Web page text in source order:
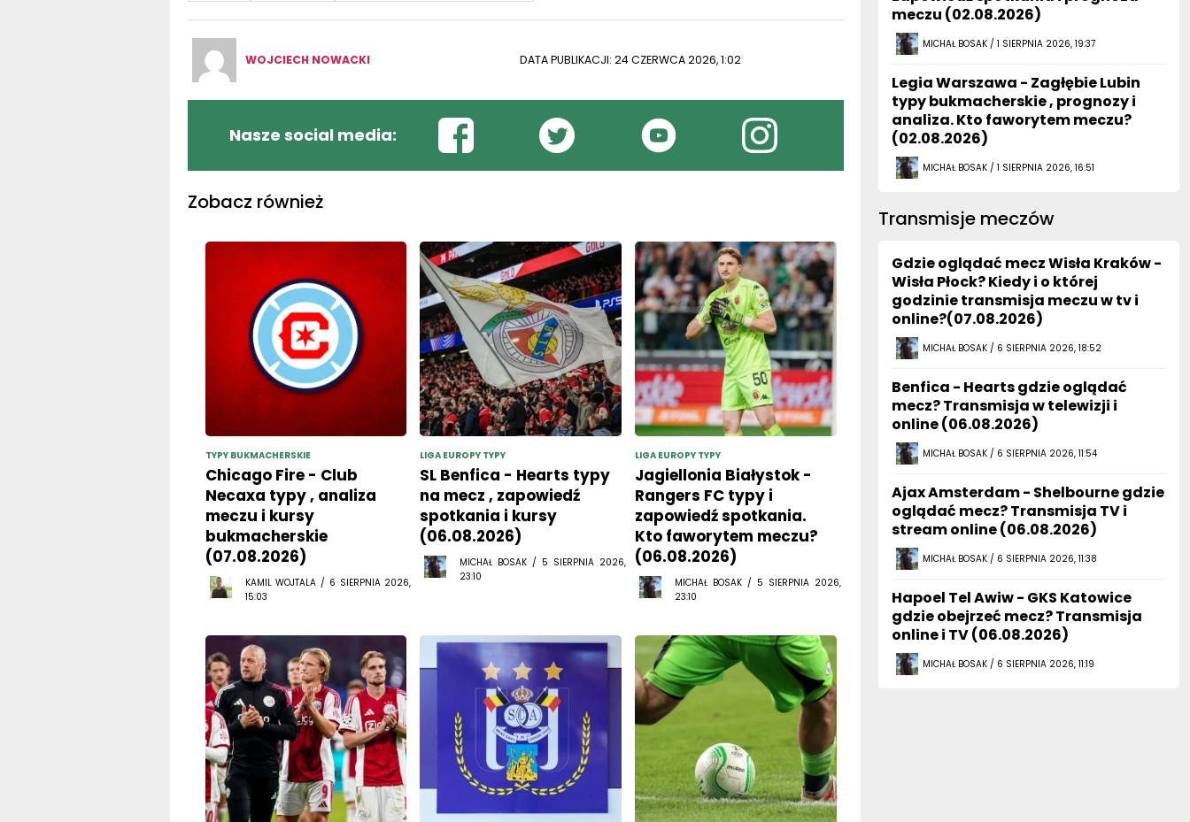
WOJCIECH NOWACKI DATA PUBLIKACJI: 24 CZERWCA 2026, 1:02
Nasze social media:
Zobacz również
TYPY BUKMACHERSKIE
Chicago Fire - Club
Necaxa typy , analiza
meczu i kursy
bukmacherskie
(07.08.2026)
KAMIL WOJTALA / 6 SIERPNIA 2026,
15:03
LIGA EUROPY TYPY
SL Benfica - Hearts typy
na mecz , zapowiedź
spotkania i kursy
(06.08.2026)
MICHAŁ BOSAK / 5 SIERPNIA 2026,
23:10
LIGA EUROPY TYPY
Jagiellonia Białystok -
Rangers FC typy i
zapowiedź spotkania.
Kto faworytem meczu?
(06.08.2026)
MICHAŁ BOSAK / 5 SIERPNIA 2026,
23:10
meczu (02.08.2026)
MICHAŁ BOSAK / 1 SIERPNIA 2026, 19:37
Legia Warszawa - Zagłębie Lubin
typy bukmacherskie , prognozy i
analiza. Kto faworytem meczu?
(02.08.2026)
MICHAŁ BOSAK / 1 SIERPNIA 2026, 16:51
Transmisje meczów
Gdzie oglądać mecz Wisła Kraków -
Wisła Płock? Kiedy i o której
godzinie transmisja meczu w tv i
online?(07.08.2026)
MICHAŁ BOSAK / 6 SIERPNIA 2026, 18:52
Benfica - Hearts gdzie oglądać
mecz? Transmisja w telewizji i
online (06.08.2026)
MICHAŁ BOSAK / 6 SIERPNIA 2026, 11:54
Ajax Amsterdam - Shelbourne gdzie
oglądać mecz? Transmisja TV i
stream online (06.08.2026)
MICHAŁ BOSAK / 6 SIERPNIA 2026, 11:38
Hapoel Tel Awiw - GKS Katowice
gdzie obejrzeć mecz? Transmisja
online i TV (06.08.2026)
MICHAŁ BOSAK / 6 SIERPNIA 2026, 11:19